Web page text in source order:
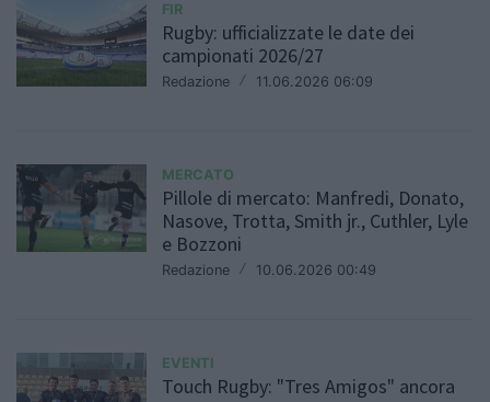
FIR
Rugby: ufficializzate le date dei
campionati 2026/27
Redazione / 11.06.2026 06:09
MERCATO
Pillole di mercato: Manfredi, Donato,
Nasove, Trotta, Smith jr., Cuthler, Lyle
e Bozzoni
Redazione / 10.06.2026 00:49
EVENTI
Touch Rugby: "Tres Amigos" ancora